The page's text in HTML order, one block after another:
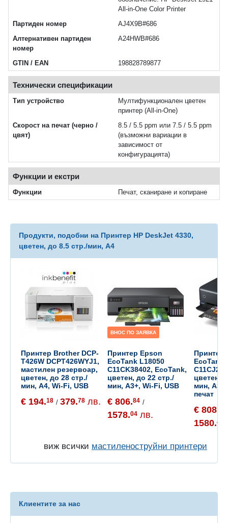
All-in-One Color Printer
Партиден номер
AJ4X9B#686
Алтернативен партиден
номер
A24HWB#686
GTIN / EAN 198828789877
Технически спецификации
Тип устройство
Мултифункционален цветен
принтер (All-in-One)
Скорост на печат (черно /
цвят)
8.5 / 5.5 ppm или 7.5 / 5.5 ppm
(възможни вариации в
зависимост от
конфигурацията)
Функции и екстри
Функции Печат, сканиране и копиране
Продукти, подобни на Принтер HP DeskJet 4330,
цветен, до 8.5 стр./мин, A4
Принтер Brother DCP-
T426W DCPT426WYJ1,
мастилен резервоар,
цветен, до 28 стр./
мин, A4, Wi-Fi, USB
€ 194.18 / 379.78 лв.
ВНОС ПО ЗАЯВКА
Принтер Epson
EcoTank L18050
C11CK38402, EcoTank,
цветен, до 22 стр./
мин, A3+, Wi-Fi, USB
€ 806.84 /
1578.04 лв.
Принтер
EcoTank
цветен,
мин,
печат
€ 808.
1580.43
виж всички мастиленоструйни принтери
Клиентите за нас